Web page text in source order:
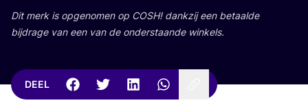
Dit merk is opge­no­men op COSH! dank­zij een betaal­de
bij­dra­ge van een van de onder­staan­de winkels.
DEEL